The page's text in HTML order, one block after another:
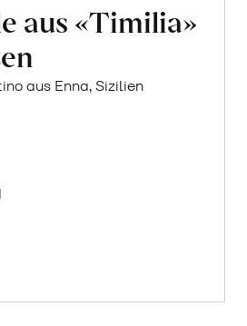
aus «Timilia»
aus Enna, Sizilien